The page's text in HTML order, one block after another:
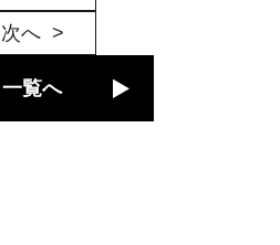
次へ
一覧へ